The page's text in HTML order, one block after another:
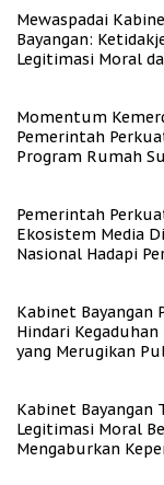
Mewaspadai
Bayangan:
Legitimasi Moral
Momentum
Pemerintah
Program Rumah
Pemerintah
Ekosistem Media
Nasional Hadapi
Kabinet Bayangan
Hindari
yang Merugikan
Kabinet Bayangan
Legitimasi Moral
Mengaburkan